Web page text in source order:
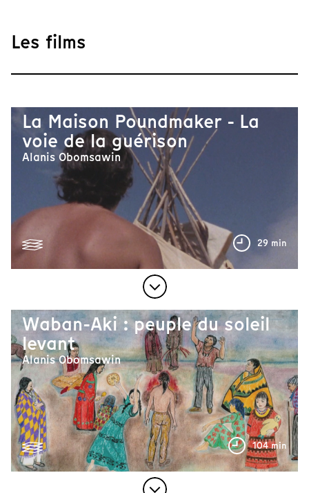
Les films
La Maison Poundmaker - La
voie de la guérison
Alanis Obomsawin
29 min
Waban-Aki : peuple du soleil
levant
Alanis Obomsawin
104 min